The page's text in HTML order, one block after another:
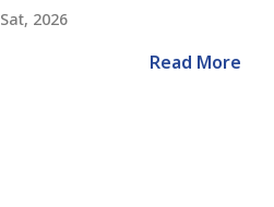
2026
Read More